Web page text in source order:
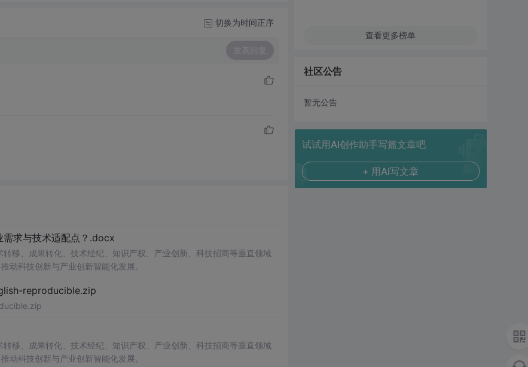
切换为时间正序
发表回复
需求与技术适配点？.docx
移、成果转化、技术经纪、知识产权、产业创新、科技招商等垂直领域
动科技创新与产业创新智能化发展。
reproducible.zip
移、成果转化、技术经纪、知识产权、产业创新、科技招商等垂直领域
动科技创新与产业创新智能化发展。
查看更多榜单
社区公告
暂无公告
试试用AI创作助手写篇文章吧
+ 用AI写文章